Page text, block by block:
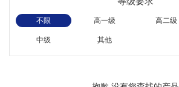
不限 高一级 高二级
中级 其他